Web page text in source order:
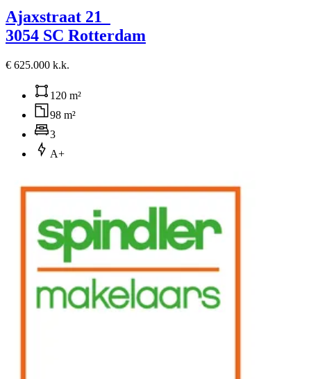
Ajaxstraat 21
3054 SC Rotterdam
€ 625.000 k.k.
120 m²
98 m²
3
A+